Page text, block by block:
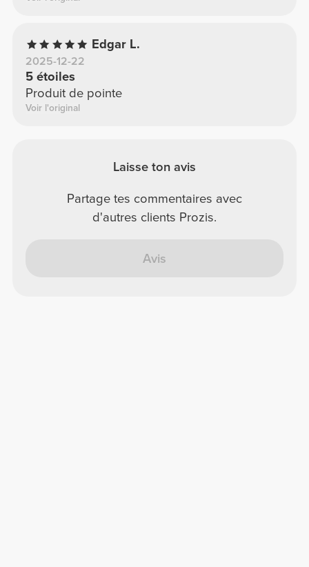
Edgar L.
2025-12-22
5 étoiles
Produit de pointe
Voir l'original
Laisse ton avis
Partage tes commentaires avec
d'autres clients Prozis.
Avis